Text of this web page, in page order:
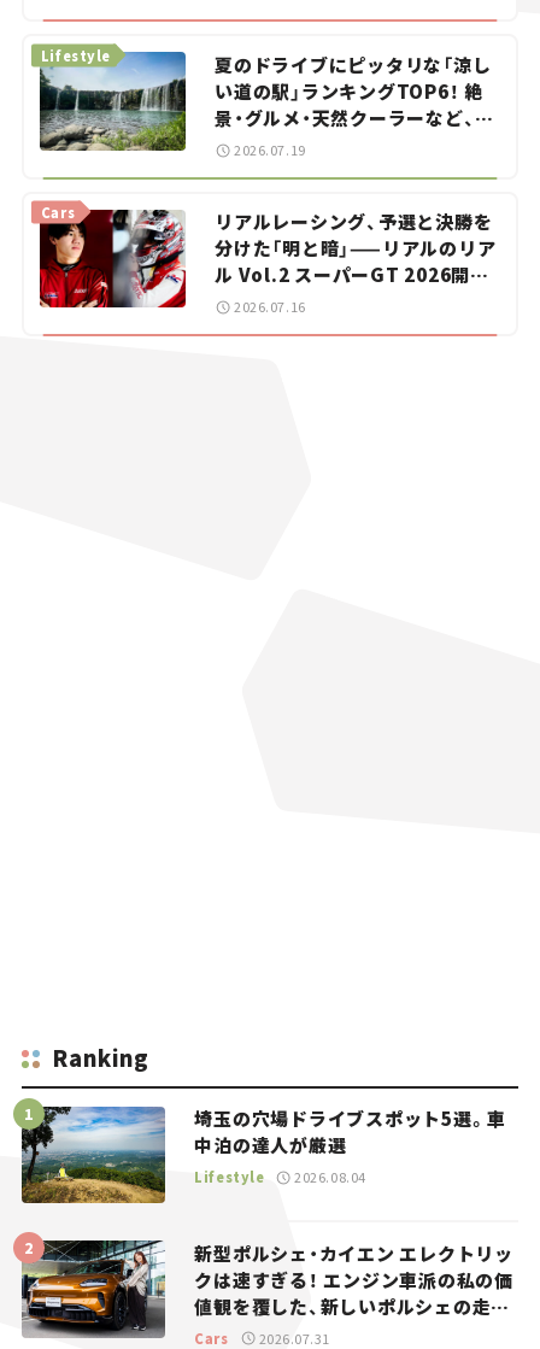
夏のドライブにピッタリな「涼し
い道の駅」ランキングTOP6！ 絶
景・グルメ・天然クーラーなど、避
暑におすすめのスポットを紹介
Lifestyle
2026.07.19
リアルレーシング、予選と決勝を
分けた「明と暗」——リアルのリア
ル Vol.2 スーパーGT 2026開幕
戦 岡山国際サーキット
Cars
2026.07.16
Ranking
埼玉の穴場ドライブスポット5選。車
中泊の達人が厳選
Lifestyle 2026.08.04
新型ポルシェ・カイエン エレクトリッ
クは速すぎる！ エンジン車派の私の価
値観を覆した、新しいポルシェの走
り。
Cars 2026.07.31